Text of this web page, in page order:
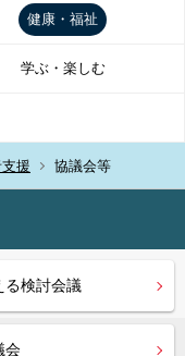
健康・福祉
学ぶ・楽しむ
援 協議会等
る検討会議
会